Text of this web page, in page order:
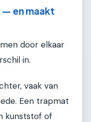
en maakt
door elkaar
in.
vaak van
Een trapmat
kunststof of